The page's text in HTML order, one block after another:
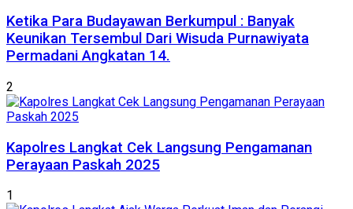
Ketika Para Budayawan Berkumpul : Banyak
Keunikan Tersembul Dari Wisuda Purnawiyata
Permadani Angkatan 14.
2
Kapolres Langkat Cek Langsung Pengamanan
Perayaan Paskah 2025
1